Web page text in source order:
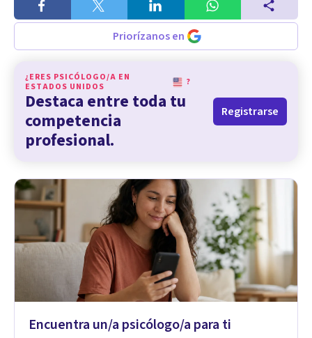
Priorízanos en
¿ERES PSICÓLOGO/A EN
ESTADOS UNIDOS
?
Destaca entre toda tu
competencia
profesional.
Registrarse
Encuentra un/a psicólogo/a para ti